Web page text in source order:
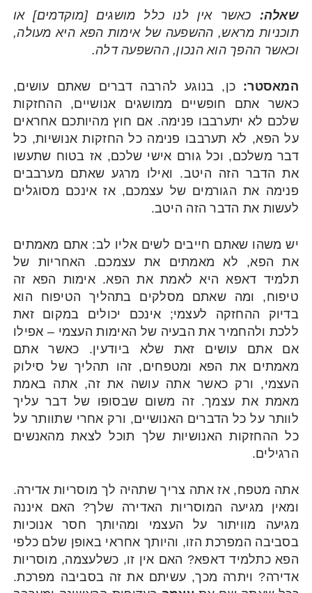
שאלה: כאשר אין לנו כלל מושגים [מוקדמים] או
תוכניות מראש, ההשפעה של אימות הפא היא מעולה,
וכאשר ההפך הוא הנכון, ההשפעה דלה.
המאסטר: כן, בנוגע להרבה דברים שאתם עושים,
כאשר אתם חופשיים ממושגים אנושיים, ההחזקות
שלכם לא יתערבבו פנימה. אם חוץ מהיותכם אחראים
על הפא, לא תערבבו פנימה כל החזקות אנושיות, כל
דבר משלכם, וכל גורם אישי שלכם, אז בטוח שתעשו
את הדבר הזה היטב. ואילו מרגע שאתם מערבבים
פנימה את הגורמים של עצמכם, אז אינכם מסוגלים
לעשות את הדבר הזה היטב.
יש משהו שאתם חייבים לשים אליו לב: אתם מאמתים
את הפא, לא מאמתים את עצמכם. האחריות של
תלמיד דאפא היא לאמת את הפא. אימות הפא זה
טיפוח, ומה שאתם מסלקים בתהליך הטיפוח הוא
בדיוק ההחזקה לעצמי; אינכם יכולים במקום זאת
ללכת ולהחמיר את הבעיה של האימות העצמי – אפילו
אם אתם עושים זאת שלא ביודעין. כאשר אתם
מאמתים את הפא ומטפחים, זהו תהליך של סילוק
העצמי, ורק כאשר אתה עושה את זה, אתה באמת
מאמת את עצמך. זה משום שבסופו של דבר עליך
לוותר על כל הדברים האנושיים, ורק אחרי שתוותר על
כל ההחזקות האנושיות שלך תוכל לצאת מהאנשים
הרגילים.
אתה מטפח, אז אתה צריך שתהיה לך מוסריות אדירה.
ומאין מגיעה המוסריות האדירה שלך? האם איננה
מגיעה מוויתור על העצמי ומהיותך חסר אנוכיות
בסביבה המפרכת הזו, והיותך אחראי באופן שלם כלפי
הפא כתלמיד דאפא? האם אין זו, כשלעצמה, מוסריות
אדירה? ויתרה מכך, עשיתם את זה בסביבה מפרכת.